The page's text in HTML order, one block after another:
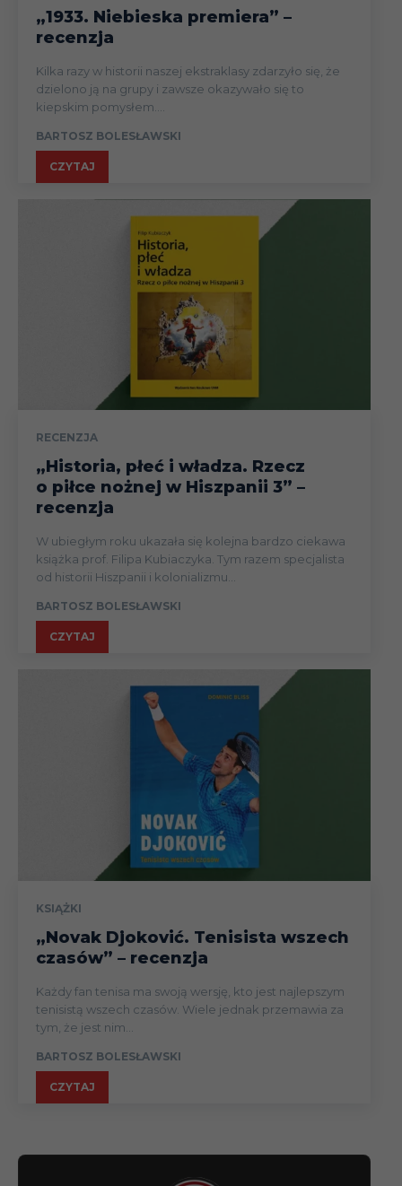
„1933. Niebieska premiera” –
recenzja
Kilka razy w historii naszej ekstraklasy zdarzyło się, że
dzielono ją na grupy i zawsze okazywało się to
kiepskim pomysłem....
BARTOSZ BOLESŁAWSKI
CZYTAJ
RECENZJA
„Historia, płeć i władza. Rzecz
o piłce nożnej w Hiszpanii 3” –
recenzja
W ubiegłym roku ukazała się kolejna bardzo ciekawa
książka prof. Filipa Kubiaczyka. Tym razem specjalista
od historii Hiszpanii i kolonializmu...
BARTOSZ BOLESŁAWSKI
CZYTAJ
KSIĄŻKI
„Novak Djoković. Tenisista wszech
czasów” – recenzja
Każdy fan tenisa ma swoją wersję, kto jest najlepszym
tenisistą wszech czasów. Wiele jednak przemawia za
tym, że jest nim...
BARTOSZ BOLESŁAWSKI
CZYTAJ